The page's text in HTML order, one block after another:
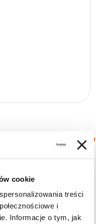
cookie
treści
i
Informacje o tym, jak